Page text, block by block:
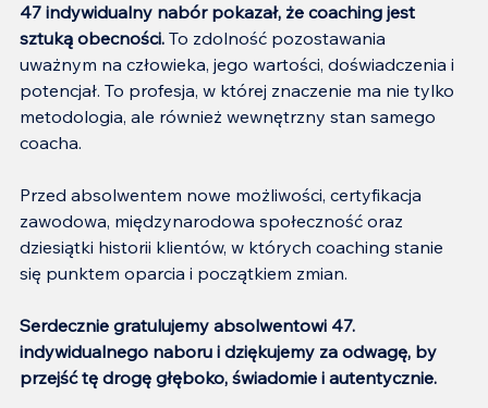
47 indywidualny nabór pokazał, że coaching jest
sztuką obecności. To zdolność pozostawania
uważnym na człowieka, jego wartości, doświadczenia i
potencjał. To profesja, w której znaczenie ma nie tylko
metodologia, ale również wewnętrzny stan samego
coacha.
Przed absolwentem nowe możliwości, certyfikacja
zawodowa, międzynarodowa społeczność oraz
dziesiątki historii klientów, w których coaching stanie
się punktem oparcia i początkiem zmian.
Serdecznie gratulujemy absolwentowi 47.
indywidualnego naboru i dziękujemy za odwagę, by
przejść tę drogę głęboko, świadomie i autentycznie.